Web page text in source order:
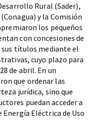
Rural (Sader),
y la Comisión
los pequeños
con concesiones de
títulos mediante el
cuyo plazo para
de abril. En un
que ordenar las
jurídica, sino que
puedan acceder a
Eléctrica de Uso